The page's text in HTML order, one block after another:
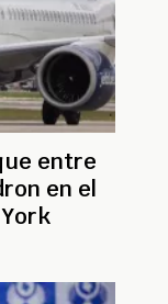
entre
en el